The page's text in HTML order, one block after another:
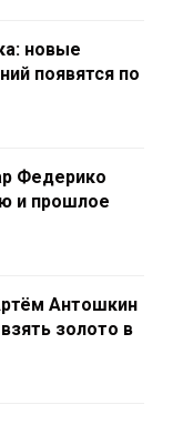
новые
появятся по
Федерико
и прошлое
Антошкин
золото в